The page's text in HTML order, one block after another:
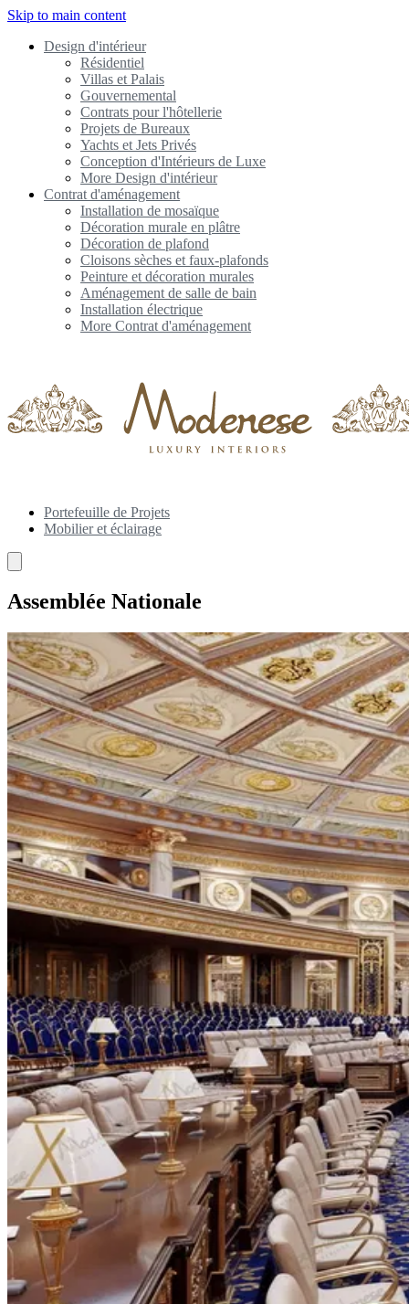
Skip to main content
Design d'intérieur
Résidentiel
Villas et Palais
Gouvernemental
Contrats pour l'hôtellerie
Projets de Bureaux
Yachts et Jets Privés
Conception d'Intérieurs de Luxe
More Design d'intérieur
Contrat d'aménagement
Installation de mosaïque
Décoration murale en plâtre
Décoration de plafond
Cloisons sèches et faux-plafonds
Peinture et décoration murales
Aménagement de salle de bain
Installation électrique
More Contrat d'aménagement
Portefeuille de Projets
Mobilier et éclairage
Assemblée Nationale